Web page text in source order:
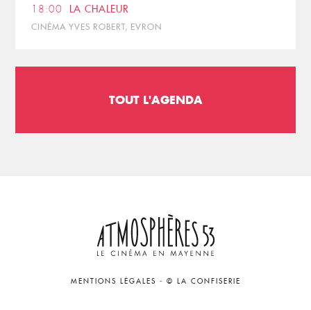
18:00 LA CHALEUR
CINÉMA YVES ROBERT, EVRON
TOUT L'AGENDA
MENTIONS LÉGALES - © LA CONFISERIE